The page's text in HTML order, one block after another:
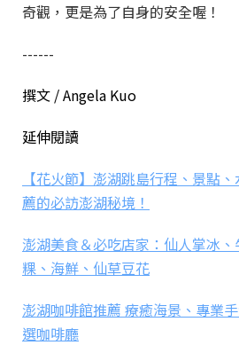
奇觀，更是為了自身的安全喔！
------
撰文 / Angela Kuo
延伸閱讀
【花火節】澎湖跳島行程、景點
薦的必訪澎湖秘境！
澎湖美食＆必吃店家：仙人掌冰
粿、海鮮、仙草豆花
澎湖咖啡館推薦 療癒海景、專業
選咖啡廳